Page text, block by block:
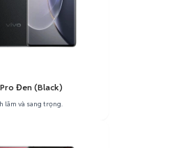
Đen (Black)
lãm và sang trọng.